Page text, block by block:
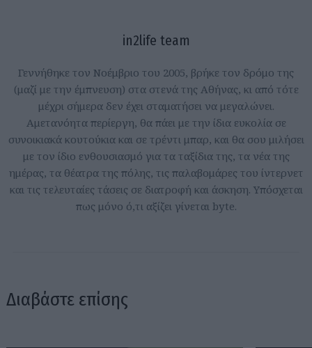
in2life team
Γεννήθηκε τον Νοέμβριο του 2005, βρήκε τον δρόμο της
(μαζί με την έμπνευση) στα στενά της Αθήνας, κι από τότε
μέχρι σήμερα δεν έχει σταματήσει να μεγαλώνει.
Αμετανόητα περίεργη, θα πάει με την ίδια ευκολία σε
συνοικιακά κουτούκια και σε τρέντι μπαρ, και θα σου μιλήσει
με τον ίδιο ενθουσιασμό για τα ταξίδια της, τα νέα της
ημέρας, τα θέατρα της πόλης, τις παλαβομάρες του ίντερνετ
και τις τελευταίες τάσεις σε διατροφή και άσκηση. Υπόσχεται
πως μόνο ό,τι αξίζει γίνεται byte.
Διαβάστε επίσης